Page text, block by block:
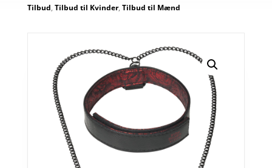
Tilbud, Tilbud til Kvinder, Tilbud til Mænd